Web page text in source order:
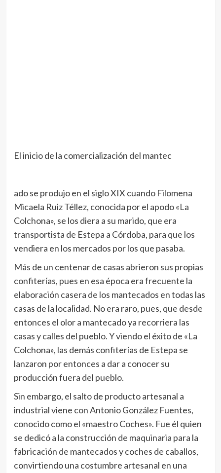
El inicio de la comercialización del mantec
ado se produjo en el siglo XIX cuando Filomena
Micaela Ruiz Téllez, conocida por el apodo «La
Colchona», se los diera a su marido, que era
transportista de Estepa a Córdoba, para que los
vendiera en los mercados por los que pasaba.
Más de un centenar de casas abrieron sus propias
confiterías, pues en esa época era frecuente la
elaboración casera de los mantecados en todas las
casas de la localidad. No era raro, pues, que desde
entonces el olor a mantecado ya recorriera las
casas y calles del pueblo. Y viendo el éxito de «La
Colchona», las demás confiterías de Estepa se
lanzaron por entonces a dar a conocer su
producción fuera del pueblo.
Sin embargo, el salto de producto artesanal a
industrial viene con Antonio González Fuentes,
conocido como el «maestro Coches». Fue él quien
se dedicó a la construcción de maquinaria para la
fabricación de mantecados y coches de caballos,
convirtiendo una costumbre artesanal en una